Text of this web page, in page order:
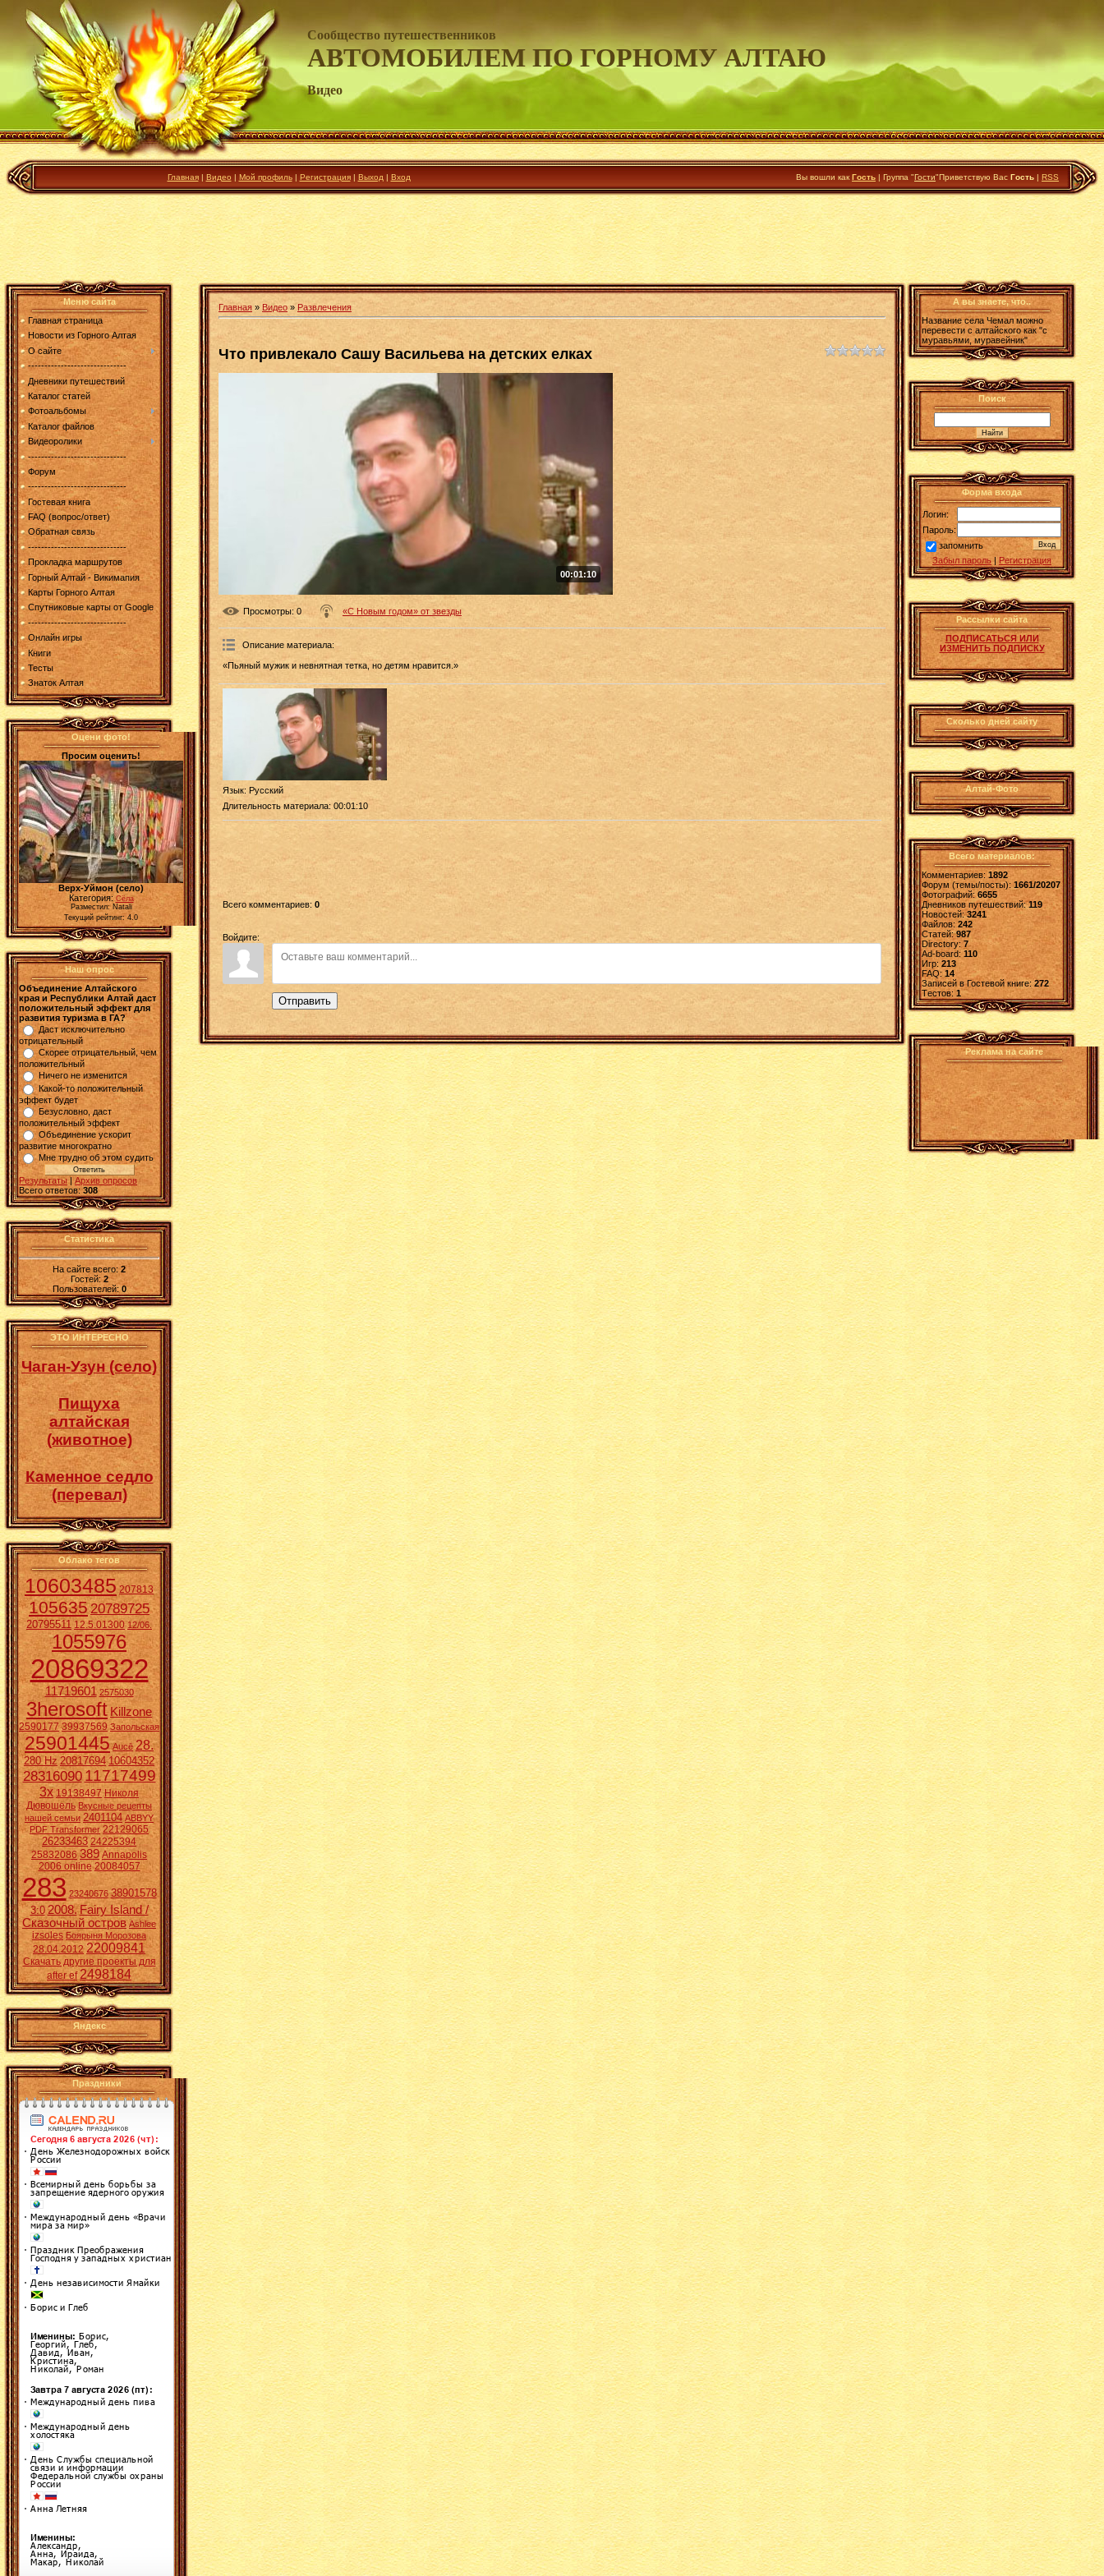
Сообщество путешественников
АВТОМОБИЛЕМ ПО ГОРНОМУ АЛТАЮ
Видео
Главная| Видео| Мой профиль| Регистрация| Выход | Вход Вы вошли как Гость | Группа "Гости"Приветствую Вас Гость | RSS
Меню сайта
Главная страница
Новости из Горного Алтая
О сайте
------------------------------
Дневники путешествий
Каталог статей
Фотоальбомы
Каталог файлов
Видеоролики
------------------------------
Форум
------------------------------
Гостевая книга
FAQ (вопрос/ответ)
Обратная связь
------------------------------
Прокладка маршрутов
Горный Алтай - Викимапия
Карты Горного Алтая
Спутниковые карты от Google
------------------------------
Онлайн игры
Книги
Тесты
Знаток Алтая
Оцени фото!
Просим оценить!
Верх-Уймон (село)
Категория: Сёла
Разместил: Natali
Текущий рейтинг: 4.0
Наш опрос
Объединение Алтайского
края и Республики Алтай даст
положительный эффект для
развития туризма в ГА?
Даст исключительно
отрицательный
Скорее отрицательный, чем
положительный
Ничего не изменится
Какой-то положительный
эффект будет
Безусловно, даст
положительный эффект
Объединение ускорит
развитие многократно
Мне трудно об этом судить
Результаты| Архив опросов
Всего ответов: 308
Статистика
На сайте всего:2
Гостей:2
Пользователей: 0
ЭТО ИНТЕРЕСНО
Чаган-Узун (село)
Пищуха
алтайская
(животное)
Каменное седло
(перевал)
Облако тегов
10603485 207813
10563520789725
20795511 12.5.01300 12/06.
1055976
20869322
11719601 2575030
3herosoft Killzone
2590177 39937569 Запольская
25901445 Aucē 28.
280 Hz 20817694 10604352
2831609011717499
3x 19138497 Николя
Дювошель Вкусные рецепты
нашей семьи 2401104 ABBYY
PDF Transformer 22129065
26233463 24225394
25832086 389 Annapolis
2006 online 20084057
283 23240676 38901578
3:0 2008. Fairy Island /
Сказочный остров Ashlee
izsoles Боярыня Морозова
28.04.2012 22009841
Скачать другие проекты для
after ef 2498184
Яндекс
Праздники
Главная » Видео» Развлечения
Что привлекало Сашу Васильева на детских елках
00:01:10
Просмотры: 0 «С Новым годом» от звезды
Описание материала:
«Пьяный мужик и невнятная тетка, но детям нравится.»
Язык: Русский
Длительность материала: 00:01:10
Всего комментариев: 0
Войдите:
Отправить
А вы знаете, что..
Название села Чемал можно
перевести с алтайского как "с
муравьями, муравейник"
Поиск
Форма входа
Логин:
Пароль:
запомнить
Забыл пароль | Регистрация
Рассылки сайта
ПОДПИСАТЬСЯ ИЛИ
ИЗМЕНИТЬ ПОДПИСКУ
Сколько дней сайту
Алтай-Фото
Всего материалов:
Комментариев: 1892
Форум (темы/посты):1661/20207
Фотографий:6655
Дневников путешествий:119
Новостей:3241
Файлов: 242
Статей:987
Directory: 7
Ad-board:110
Игр: 213
FAQ:14
Записей в Гостевой книге:272
Tестов: 1
Реклама на сайте